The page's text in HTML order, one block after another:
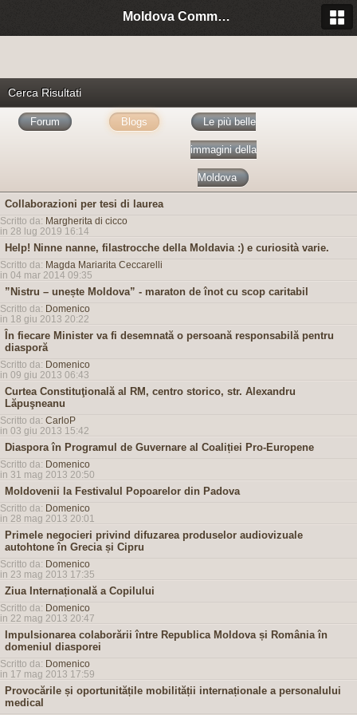
Moldova Community Italia
Cerca Risultati
Forum Blogs Le più belle
immagini della
Moldova
Collaborazioni per tesi di laurea
Scritto da: Margherita di cicco
in 28 lug 2019 16:14
Help! Ninne nanne, filastrocche della Moldavia :) e curiosità varie.
Scritto da: Magda Mariarita Ceccarelli
in 04 mar 2014 09:35
”Nistru – unește Moldova” - maraton de înot cu scop caritabil
Scritto da: Domenico
in 18 giu 2013 20:22
În fiecare Minister va fi desemnată o persoană responsabilă pentru
diasporă
Scritto da: Domenico
in 09 giu 2013 06:43
Curtea Constituţională al RM, centro storico, str. Alexandru
Lăpuşneanu
Scritto da: CarloP
in 03 giu 2013 15:42
Diaspora în Programul de Guvernare al Coaliției Pro-Europene
Scritto da: Domenico
in 31 mag 2013 20:50
Moldovenii la Festivalul Popoarelor din Padova
Scritto da: Domenico
in 28 mag 2013 20:01
Primele negocieri privind difuzarea produselor audiovizuale
autohtone în Grecia și Cipru
Scritto da: Domenico
in 23 mag 2013 17:35
Ziua Internațională a Copilului
Scritto da: Domenico
in 22 mag 2013 20:47
Impulsionarea colaborării între Republica Moldova și România în
domeniul diasporei
Scritto da: Domenico
in 17 mag 2013 17:59
Provocările și oportunitățile mobilității internaționale a personalului
medical